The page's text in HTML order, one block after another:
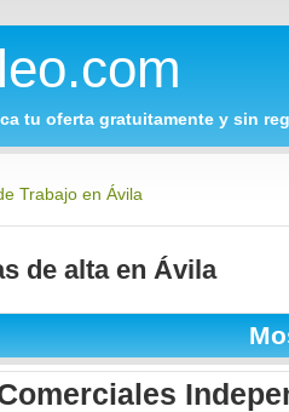
tu oferta gratuitamente y sin
Trabajo en Ávila
de alta en Ávila